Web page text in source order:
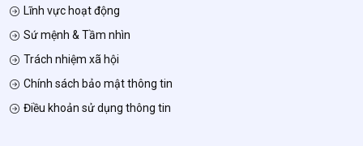
Lĩnh vực hoạt động
Sứ mệnh & Tầm nhìn
Trách nhiệm xã hội
Chính sách bảo mật thông tin
Điều khoản sử dụng thông tin